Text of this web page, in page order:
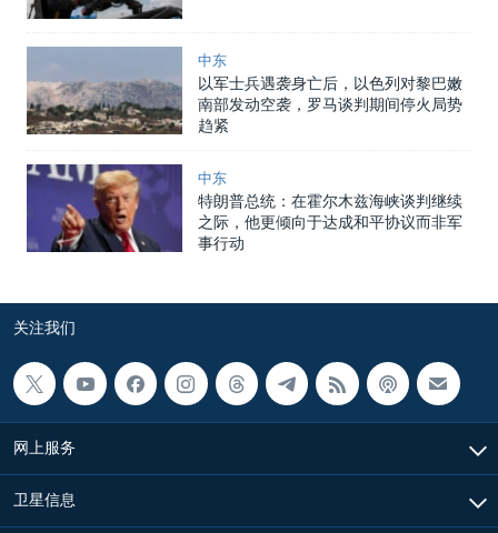
中东
以军士兵遇袭身亡后，以色列对黎巴嫩
南部发动空袭，罗马谈判期间停火局势
趋紧
中东
特朗普总统：在霍尔木兹海峡谈判继续
之际，他更倾向于达成和平协议而非军
事行动
关注我们
网上服务
卫星信息